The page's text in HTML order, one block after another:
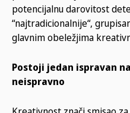
potencijalnu darovitost
“najtradicionalnije“,
glavnim obeležjima
Postoji jedan ispravan
neispravno